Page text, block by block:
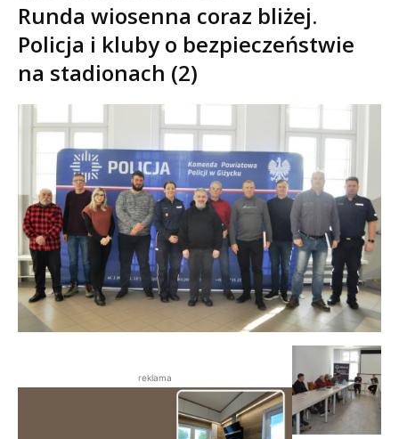
Runda wiosenna coraz bliżej.
Policja i kluby o bezpieczeństwie
na stadionach (2)
reklama